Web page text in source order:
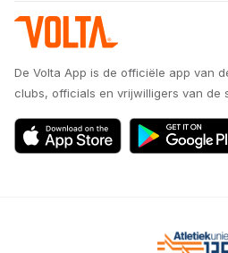
De Volta App is de officiële app van
clubs, officials en vrijwilligers van de